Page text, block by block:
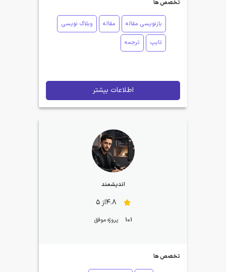
تخصص ها
بازنویسی مقاله مقاله وبلاگ نویسی
تایپ ترجمه
اطلاعات بیشتر
اندیشمند
4.8از 5
101 پروژه موفق
تخصص ها